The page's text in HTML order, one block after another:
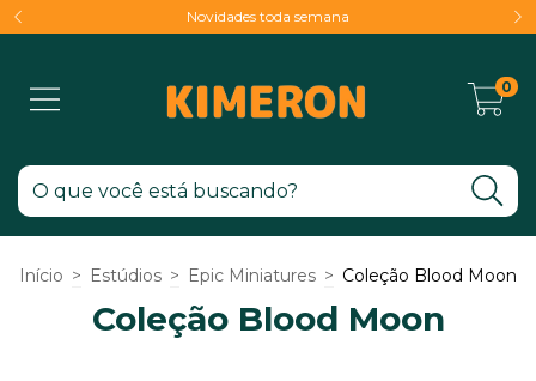
Novidades toda semana
0
Início > Estúdios > Epic Miniatures > Coleção Blood Moon
Coleção Blood Moon